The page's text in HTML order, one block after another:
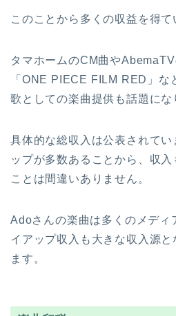
このことから多くの収益を得て
タマホームのCM曲やAbemaTV
「ONE PIECE FILM RED」な
歌としての楽曲提供も話題にな
具体的な総収入は公表されて
ップが多数あることから、収
ことは間違いありません。
Adoさんの楽曲は多くのメディ
イアップ収入も大きな収入源
ます。